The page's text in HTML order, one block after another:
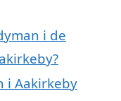
i de
i Aakirkeby